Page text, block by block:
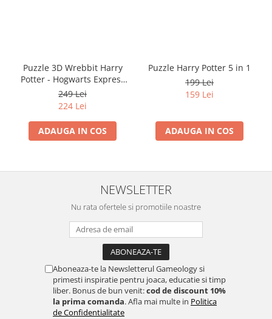
Puzzle 3D Wrebbit Harry
Potter - Hogwarts Express
(460 piese)
249 Lei
224 Lei
ADAUGA IN COS
Puzzle Harry Potter 5 in 1
199 Lei
159 Lei
ADAUGA IN COS
NEWSLETTER
Nu rata ofertele si promotiile noastre
Aboneaza-te la Newsletterul Gameology si
primesti inspiratie pentru joaca, educatie si timp
liber. Bonus de bun venit:cod de discount 10%
la prima comanda. Afla mai multe in Politica
de Confidentialitate